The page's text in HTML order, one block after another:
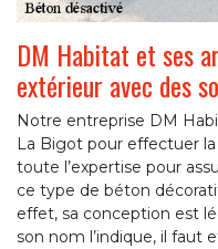
DM Habitat et ses
extérieur avec des
Notre entreprise DM
La Bigot pour effectuer
toute l’expertise pour
ce type de béton
effet, sa conception est
son nom l’indique, il faut